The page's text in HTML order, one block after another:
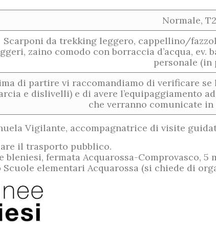
Normale,
Scarponi da trekking leggero, cappellino/
zaino comodo con borraccia d’acqua,
personale (in
di partire vi raccomandiamo di verificare
e dislivelli) e di avere l’equipaggiamento
che verranno comunicate
Vigilante, accompagnatrice di visite
il trasporto pubblico.
bleniesi, fermata Acquarossa-Comprovasco,
Scuole elementari Acquarossa (si chiede di